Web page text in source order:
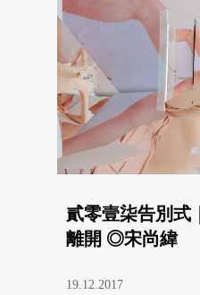
貳零壹柒告別式｜
離開 ◎宋尚緯
19.12.2017